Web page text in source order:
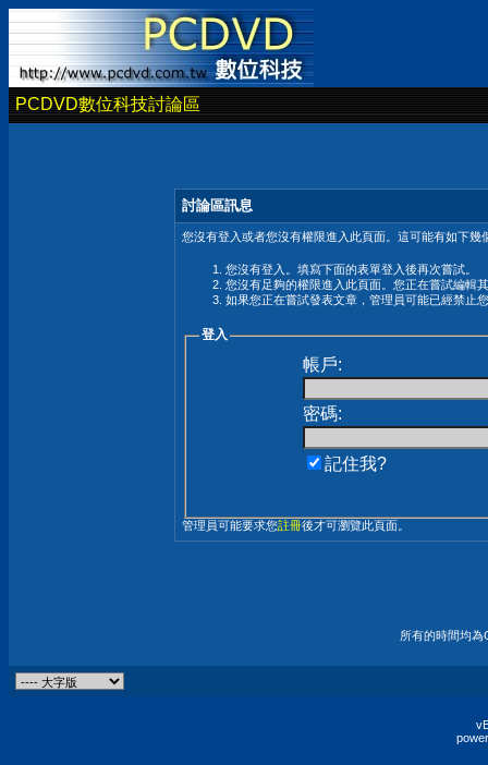
PCDVD數位科技討論區
討論區訊息
您沒有登入或者您沒有權限進入此頁面。這可能有如下幾
您沒有登入。填寫下面的表單登入後再次嘗試。
您沒有足夠的權限進入此頁面。您正在嘗試編輯
如果您正在嘗試發表文章，管理員可能已經禁止
登入
帳戶:
密碼:
記住我?
管理員可能要求您註冊後才可瀏覽此頁面。
所有的時間均為